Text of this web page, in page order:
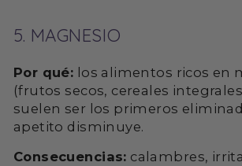
5. MAGNESIO
Por qué: los alimentos ricos en
(frutos secos, cereales
suelen ser los primeros
apetito disminuye.
Consecuencias: calambres,